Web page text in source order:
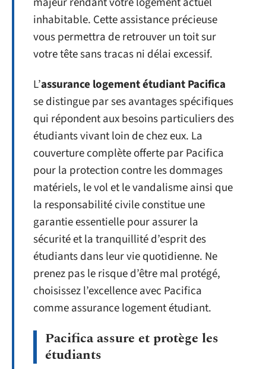
inhabitable. Cette assistance précieuse
vous permettra de retrouver un toit sur
votre tête sans tracas ni délai excessif.
L’assurance logement étudiant Pacifica
se distingue par ses avantages spécifiques
qui répondent aux besoins particuliers des
étudiants vivant loin de chez eux. La
couverture complète offerte par Pacifica
pour la protection contre les dommages
matériels, le vol et le vandalisme ainsi que
la responsabilité civile constitue une
garantie essentielle pour assurer la
sécurité et la tranquillité d’esprit des
étudiants dans leur vie quotidienne. Ne
prenez pas le risque d’être mal protégé,
choisissez l’excellence avec Pacifica
comme assurance logement étudiant.
Pacifica assure et protège les
étudiants